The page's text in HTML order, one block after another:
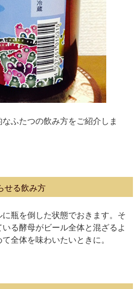
ふたつの飲み方をご紹介しま
せる飲み方
瓶を倒した状態でおきます。そ
る酵母がビール全体と混ざるよ
全体を味わいたいときに。